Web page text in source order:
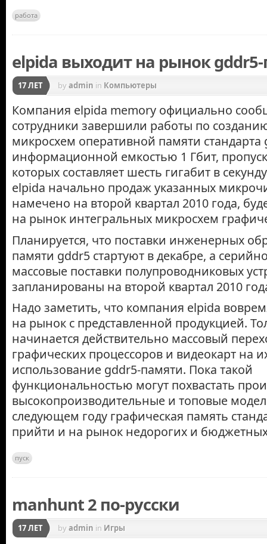
работа
elpida выходит на рынок
17 ЛЕТ byadmin in Компьютеры
Компания elpida memory официально
сотрудники завершили работы по
микросхем оперативной памяти стандарта
информационной емкостью 1 Гбит,
которых составляет шесть гигабит в
elpida начально продаж указанных
намечено на второй квартал 2010 года,
на рынок интегральных микросхем
Планируется, что поставки инженерных
памяти gddr5 стартуют в декабре, а
массовые поставки полупроводниковых
запланированы на второй квартал 2010
Надо заметить, что компания elpida
на рынок с представленной продукцией.
начинается действительно массовый
графических процессоров и видеокарт на
использование gddr5-памяти. Пока такой
функциональностью могут похвастать
высокопроизводительные и топовые
следующем году графическая память
прийти и на рынок недорогих и бюджетных
пуск
manhunt 2 по-русски
17 ЛЕТ byadmin in Игры